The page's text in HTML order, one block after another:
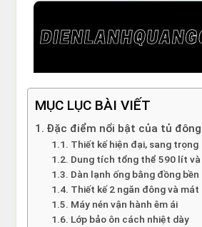
MỤC LỤC BÀI VIẾT
Đặc điểm nổi bật của tủ đông
Thiết kế hiện đại, sang trọng
Dung tích tổng thể 590 lít
Dàn lạnh ống bằng đồng bền
Thiết kế 2 ngăn đông và mát
Máy nén vận hành êm ái
Lớp bảo ôn cách nhiệt dày